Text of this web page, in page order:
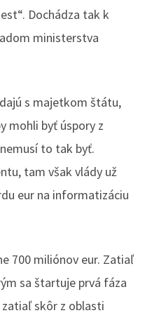
Dochádza tak k
ministerstva
s majetkom štátu,
mohli byť úspory z
to tak byť.
tam však vlády už
eur na informatizáciu
700 miliónov eur. Zatiaľ
sa štartuje prvá fáza
zatiaľ skôr z oblasti